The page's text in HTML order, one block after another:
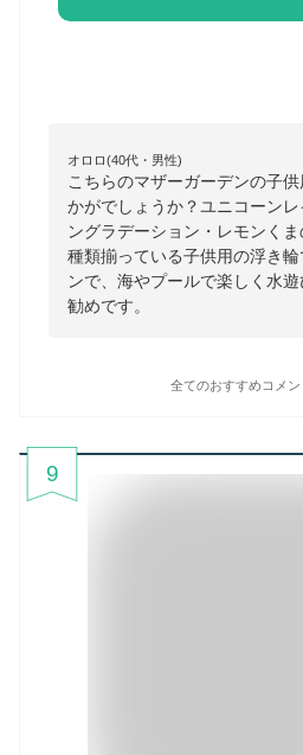
オロロ(40代・男性)
こちらのマザーガーデンの子
かがでしょうか？ユニコーン
ングラデーション・レモンく
種類揃っている子供用の浮き
ンで、海やプールで楽しく水
勧めです。
全てのおすすめコメン
9